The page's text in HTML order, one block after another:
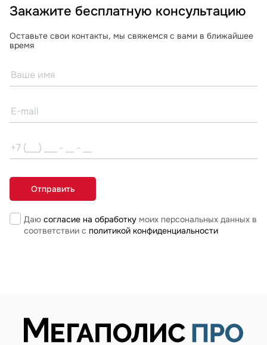
Закажите бесплатную консультацию
Оставьте свои контакты, мы свяжемся с вами в ближайшее
время
Даю согласие на обработкумоих персональных данных в
соответствии с политикой конфиденциальности